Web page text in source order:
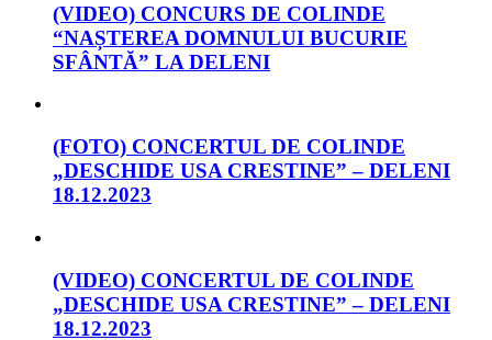
(VIDEO) CONCURS DE COLINDE
“NAȘTEREA DOMNULUI BUCURIE
SFÂNTĂ” LA DELENI
(FOTO) CONCERTUL DE COLINDE
„DESCHIDE USA CRESTINE” – DELENI
18.12.2023
(VIDEO) CONCERTUL DE COLINDE
„DESCHIDE USA CRESTINE” – DELENI
18.12.2023